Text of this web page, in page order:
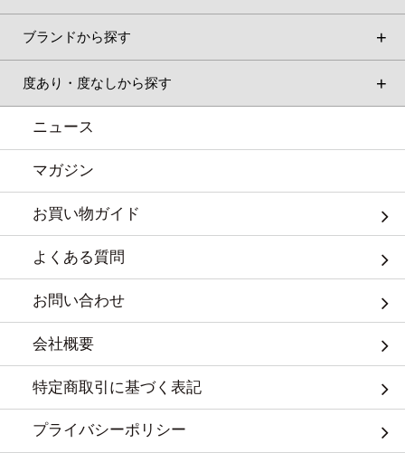
ブランドから探す
度あり・度なしから探す
ニュース
マガジン
お買い物ガイド
よくある質問
お問い合わせ
会社概要
特定商取引に基づく表記
プライバシーポリシー